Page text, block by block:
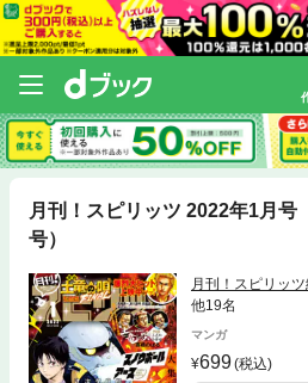
月刊！スピリッツ 2022年1月号
号）
月刊！スピリッ
他19名
マンガ
699(税込)